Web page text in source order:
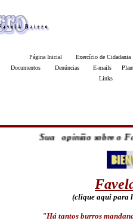
Página Inicial
Exercício de Cidadania
Documentos Denúncias E-mails
Links
Sua opinião sobre o
(clique aqui para
"Há tantos burros